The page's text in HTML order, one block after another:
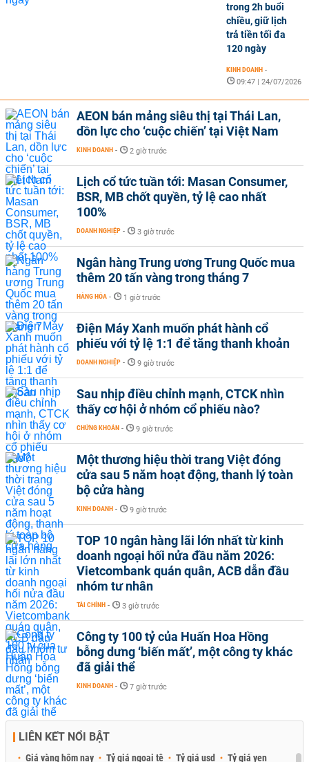
trong 2h buổi
chiều, giữ lịch
trả tiền tối đa
120 ngày
KINH DOANH -
09:47 | 24/07/2026
AEON bán mảng siêu thị tại Thái Lan,
dồn lực cho ‘cuộc chiến’ tại Việt Nam
KINH DOANH - 2 giờ trước
Lịch cổ tức tuần tới: Masan Consumer,
BSR, MB chốt quyền, tỷ lệ cao nhất
100%
DOANH NGHIỆP - 3 giờ trước
Ngân hàng Trung ương Trung Quốc mua
thêm 20 tấn vàng trong tháng 7
HÀNG HÓA - 1 giờ trước
Điện Máy Xanh muốn phát hành cổ
phiếu với tỷ lệ 1:1 để tăng thanh khoản
DOANH NGHIỆP - 9 giờ trước
Sau nhịp điều chỉnh mạnh, CTCK nhìn
thấy cơ hội ở nhóm cổ phiếu nào?
CHỨNG KHOÁN - 9 giờ trước
Một thương hiệu thời trang Việt đóng
cửa sau 5 năm hoạt động, thanh lý toàn
bộ cửa hàng
KINH DOANH - 9 giờ trước
TOP 10 ngân hàng lãi lớn nhất từ kinh
doanh ngoại hối nửa đầu năm 2026:
Vietcombank quán quân, ACB dẫn đầu
nhóm tư nhân
TÀI CHÍNH - 3 giờ trước
Công ty 100 tỷ của Huấn Hoa Hồng
bỗng dưng ‘biến mất’, một công ty khác
đã giải thể
KINH DOANH - 7 giờ trước
LIÊN KẾT NỔI BẬT
Giá vàng hôm nay Tỷ giá ngoại tệ Tỷ giá usd Tỷ giá yen